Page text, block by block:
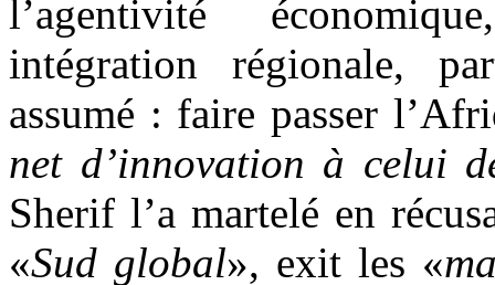
l’agentivité
intégration régionale,
assumé : faire passer
net d’innovation à celui
Sherif l’a martelé en
«Sud global», exit les «